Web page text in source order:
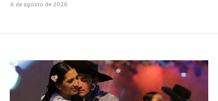
6 de agosto de 2026